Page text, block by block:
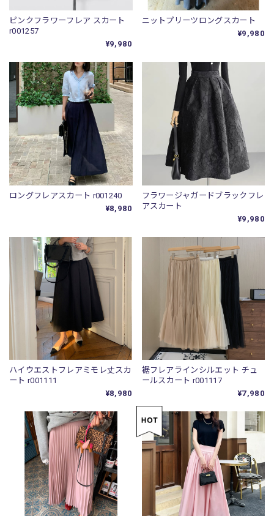
ピンクフラワーフレア スカート
r001257
¥9,980
ニットプリーツロングスカート
¥9,980
ロングフレアスカート r001240
¥8,980
フラワージャガードブラックフレ
アスカート
¥9,980
ハイウエストフレアミモレ丈スカ
ート r001111
¥8,980
裾フレアラインシルエット チュ
ールスカート r001117
¥7,980